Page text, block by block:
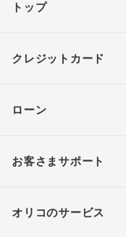
トップ
クレジットカード
ローン
お客さまサポート
オリコのサービス